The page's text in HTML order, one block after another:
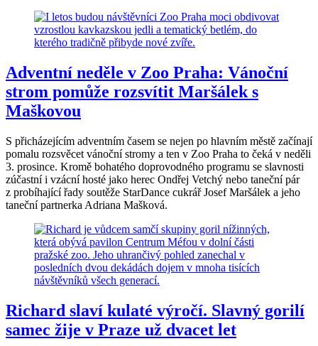
Adventní neděle v Zoo Praha: Vánoční
strom pomůže rozsvítit Maršálek s
Maškovou
S přicházejícím adventním časem se nejen po hlavním městě začínají
pomalu rozsvěcet vánoční stromy a ten v Zoo Praha to čeká v neděli
3. prosince. Kromě bohatého doprovodného programu se slavnosti
zúčastní i vzácní hosté jako herec Ondřej Vetchý nebo taneční pár
z probíhající řady soutěže StarDance cukrář Josef Maršálek a jeho
taneční partnerka Adriana Mašková.
Richard slaví kulaté výročí. Slavný gorilí
samec žije v Praze už dvacet let